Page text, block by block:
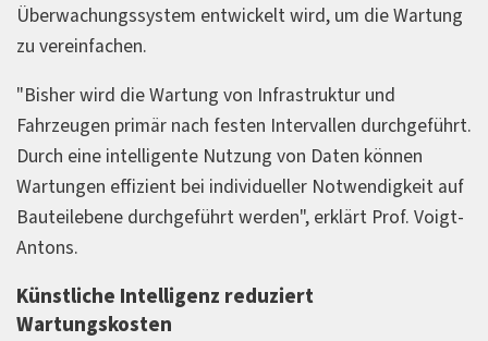
Überwachungssystem entwickelt wird, um die Wartung
zu vereinfachen.
"Bisher wird die Wartung von Infrastruktur und
Fahrzeugen primär nach festen Intervallen durchgeführt.
Durch eine intelligente Nutzung von Daten können
Wartungen effizient bei individueller Notwendigkeit auf
Bauteilebene durchgeführt werden", erklärt Prof. Voigt-
Antons.
Künstliche Intelligenz reduziert
Wartungskosten